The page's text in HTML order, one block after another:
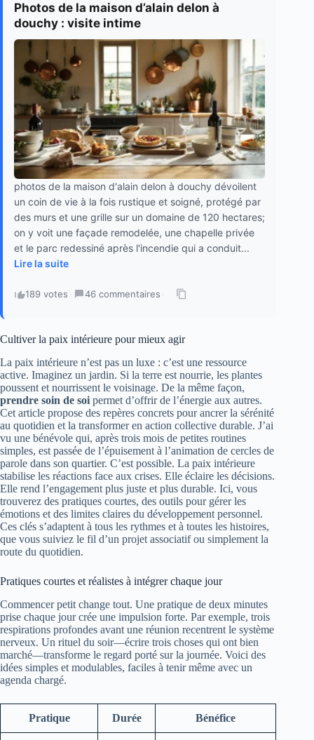
Photos de la maison d’alain delon à
douchy : visite intime
photos de la maison d'alain delon à douchy dévoilent
un coin de vie à la fois rustique et soigné, protégé par
des murs et une grille sur un domaine de 120 hectares;
on y voit une façade remodelée, une chapelle privée
et le parc redessiné après l'incendie qui a conduit...
Lire la suite
189 votes · 46 commentaires ·
Cultiver la paix intérieure pour mieux agir
La paix intérieure n’est pas un luxe : c’est une ressource
active. Imaginez un jardin. Si la terre est nourrie, les plantes
poussent et nourrissent le voisinage. De la même façon,
prendre soin de soi permet d’offrir de l’énergie aux autres.
Cet article propose des repères concrets pour ancrer la sérénité
au quotidien et la transformer en action collective durable. J’ai
vu une bénévole qui, après trois mois de petites routines
simples, est passée de l’épuisement à l’animation de cercles de
parole dans son quartier. C’est possible. La paix intérieure
stabilise les réactions face aux crises. Elle éclaire les décisions.
Elle rend l’engagement plus juste et plus durable. Ici, vous
trouverez des pratiques courtes, des outils pour gérer les
émotions et des limites claires du développement personnel.
Ces clés s’adaptent à tous les rythmes et à toutes les histoires,
que vous suiviez le fil d’un projet associatif ou simplement la
route du quotidien.
Pratiques courtes et réalistes à intégrer chaque jour
Commencer petit change tout. Une pratique de deux minutes
prise chaque jour crée une impulsion forte. Par exemple, trois
respirations profondes avant une réunion recentrent le système
nerveux. Un rituel du soir—écrire trois choses qui ont bien
marché—transforme le regard porté sur la journée. Voici des
idées simples et modulables, faciles à tenir même avec un
agenda chargé.
Pratique Durée Bénéfice